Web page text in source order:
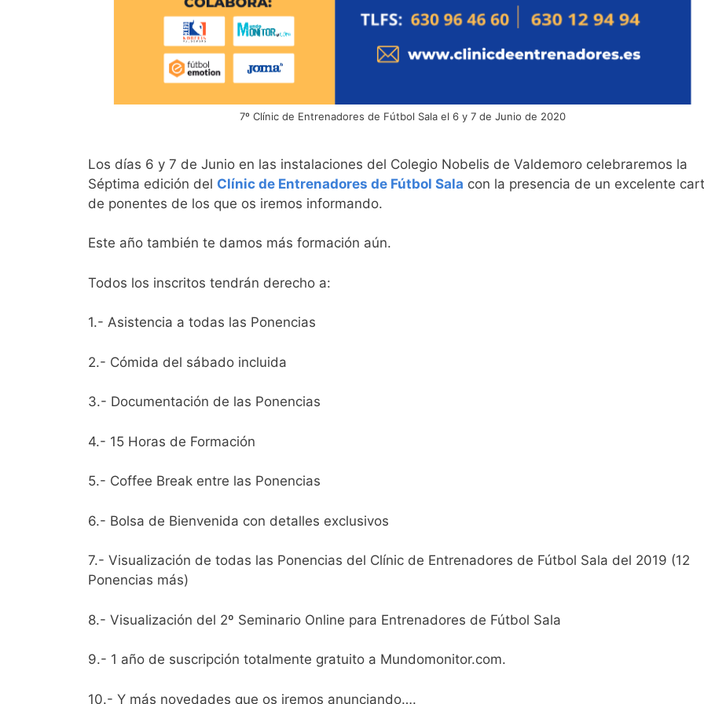
7º Clínic de Entrenadores de Fútbol Sala el 6 y 7 de Junio de 2020
Los días 6 y 7 de Junio en las instalaciones del Colegio Nobelis de Valdemoro celebraremos la
Séptima edición del Clínic de Entrenadores de Fútbol Sala con la presencia de un excelente
de ponentes de los que os iremos informando.
Este año también te damos más formación aún.
Todos los inscritos tendrán derecho a:
1.- Asistencia a todas las Ponencias
2.- Cómida del sábado incluida
3.- Documentación de las Ponencias
4.- 15 Horas de Formación
5.- Coffee Break entre las Ponencias
6.- Bolsa de Bienvenida con detalles exclusivos
7.- Visualización de todas las Ponencias del Clínic de Entrenadores de Fútbol Sala del 2019 (12
Ponencias más)
8.- Visualización del 2º Seminario Online para Entrenadores de Fútbol Sala
9.- 1 año de suscripción totalmente gratuito a Mundomonitor.com.
10.- Y más novedades que os iremos anunciando….